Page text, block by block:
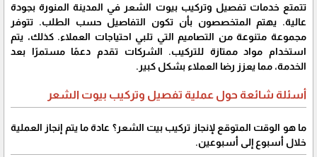
تتمتع خدمات تفصيل وتركيب بيوت الشعر في المدينة المنورة بجودة
عالية. يهتم المتخصصون بأن تكون التفاصيل حسب الطلب. تتوفر
مجموعة متنوعة من التصاميم التي تلبي احتياجات العملاء. كذلك، يتم
استخدام مواد ممتازة للتركيب. الشركات تقدم دعمًا مستمرًا بعد
الخدمة، مما يعزز رضا العملاء بشكل كبير.
أسئلة شائعة حول عملية تفصيل وتركيب بيوت الشعر
ما هو الوقت المتوقع لإنجاز تركيب بيت الشعر؟ عادة ما يتم إنجاز العملية
خلال أسبوع إلى أسبوعين.